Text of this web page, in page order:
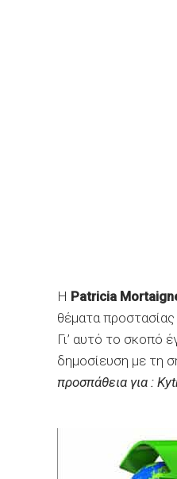
Η Patricia
θέματα
Γι’ αυτό το σκοπό
δημοσίευση με τη
προσπάθεια για :